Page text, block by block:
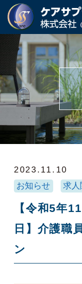
2023.11.10
お知らせ
求人
【令和5年
日】介護職
ン